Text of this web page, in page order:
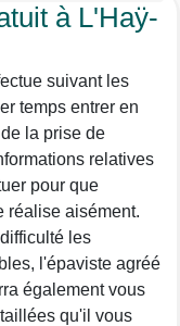
à L'Haÿ-
suivant les
temps entrer en
la prise de
relatives
pour que
réalise aisément.
les
l'épaviste agréé
également vous
qu'il vous